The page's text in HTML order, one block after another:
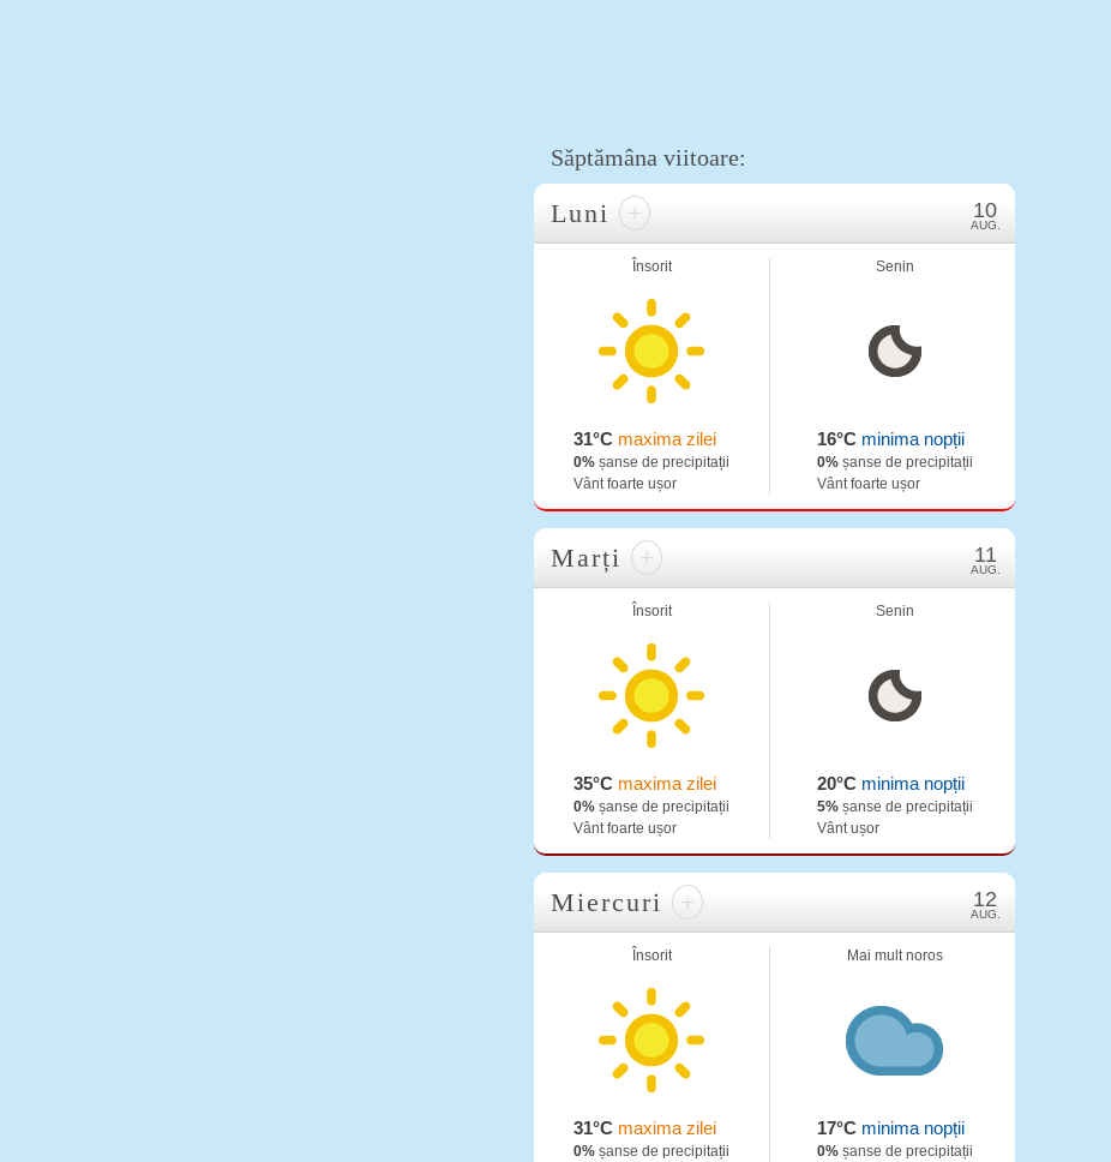
Săptămâna viitoare:
Luni + 10
AUG.
Însorit
31°C maxima zilei
0% șanse de precipitații
Vânt foarte ușor
Senin
16°Cminima nopții
0%șanse de precipitații
Vânt foarte ușor
Marți + 11
AUG.
Însorit
35°C maxima zilei
0% șanse de precipitații
Vânt foarte ușor
Senin
20°Cminima nopții
5%șanse de precipitații
Vânt ușor
Miercuri + 12
AUG.
Însorit
31°C maxima zilei
0% șanse de precipitații
Mai mult noros
17°Cminima nopții
0%șanse de precipitații